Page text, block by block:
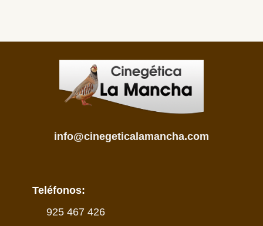
info@cinegeticalamancha.com
Teléfonos:
925 467 426